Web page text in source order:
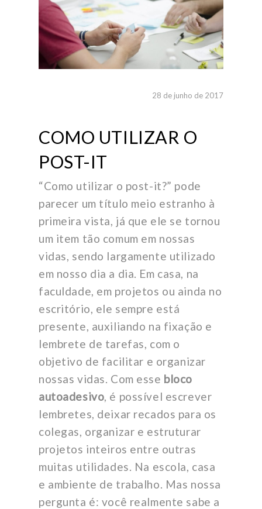
28 de junho de 2017
COMO UTILIZAR O
POST-IT
“Como utilizar o post-it?” pode
parecer um título meio estranho à
primeira vista, já que ele se tornou
um item tão comum em nossas
vidas, sendo largamente utilizado
em nosso dia a dia. Em casa, na
faculdade, em projetos ou ainda no
escritório, ele sempre está
presente, auxiliando na fixação e
lembrete de tarefas, com o
objetivo de facilitar e organizar
nossas vidas. Com esse bloco
autoadesivo, é possível escrever
lembretes, deixar recados para os
colegas, organizar e estruturar
projetos inteiros entre outras
muitas utilidades. Na escola, casa
e ambiente de trabalho. Mas nossa
pergunta é: você realmente sabe a